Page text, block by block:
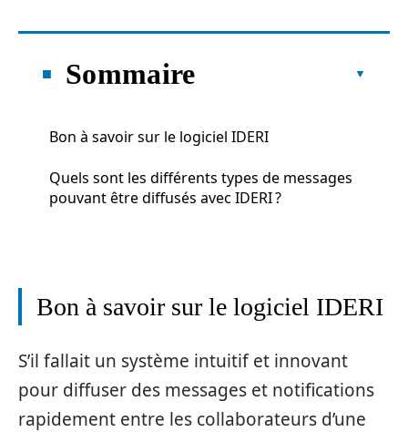
Sommaire
Bon à savoir sur le logiciel IDERI
Quels sont les différents types de messages
pouvant être diffusés avec IDERI ?
Bon à savoir sur le logiciel IDERI
S’il fallait un système intuitif et innovant
pour diffuser des messages et notifications
rapidement entre les collaborateurs d’une